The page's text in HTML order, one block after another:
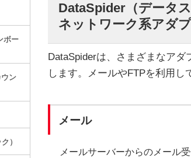
DataSpider（データス
ネットワーク系アダ
DataSpiderは、さまざまなア
します。メールやFTPを利用し
メール
メールサーバーからのメール
ボー
ン
）